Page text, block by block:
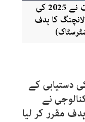
وزیر مملکت نے بتایا کہ ’حکومت نے 2025 کی
کا ہدف
دستیابی کے
نے
ہدف مقرر کر لیا